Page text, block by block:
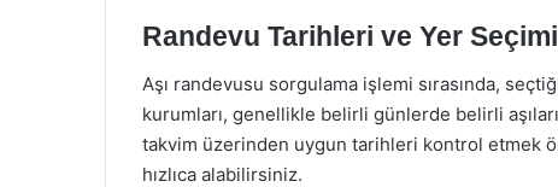
Randevu Tarihleri ve Yer Seçimi
Aşı randevusu sorgulama işlemi sırasında,
kurumları, genellikle belirli günlerde belirli
takvim üzerinden uygun tarihleri kontrol etmek
hızlıca alabilirsiniz.